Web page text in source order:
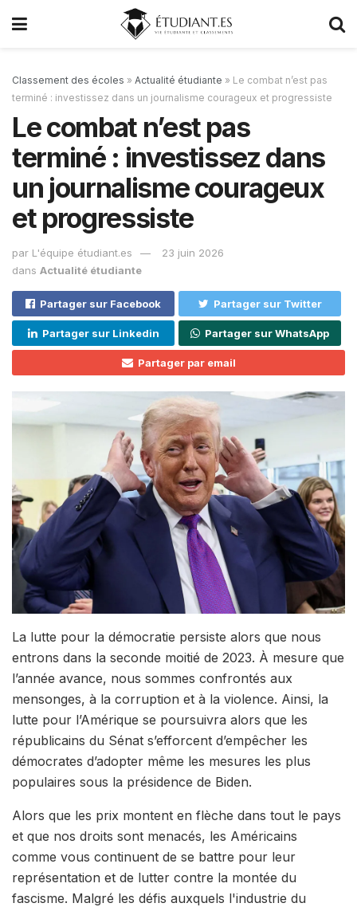
Classement des écoles » Actualité étudiante » Le combat n’est pas
terminé : investissez dans un journalisme courageux et progressiste
Le combat n’est pas
terminé : investissez dans
un journalisme courageux
et progressiste
par L'équipe étudiant.es
23 juin 2026
dans Actualité étudiante
Partager sur Facebook Partager sur Twitter
Partager sur Linkedin Partager sur WhatsApp
Partager par email
La lutte pour la démocratie persiste alors que nous
entrons dans la seconde moitié de 2023. À mesure que
l’année avance, nous sommes confrontés aux
mensonges, à la corruption et à la violence. Ainsi, la
lutte pour l’Amérique se poursuivra alors que les
républicains du Sénat s’efforcent d’empêcher les
démocrates d’adopter même les mesures les plus
populaires sous la présidence de Biden.
Alors que les prix montent en flèche dans tout le pays
et que nos droits sont menacés, les Américains
comme vous continuent de se battre pour leur
représentation et de lutter contre la montée du
fascisme. Malgré les défis auxquels l'industrie du